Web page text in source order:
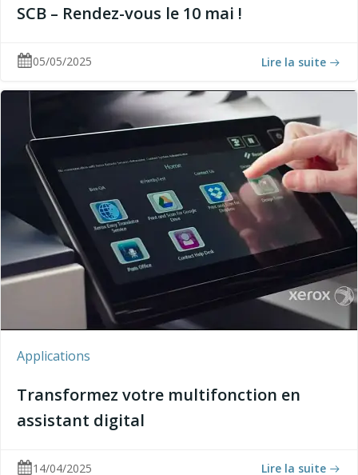
SCB – Rendez-vous le 10 mai !
05/05/2025 Lire la suite
Applications
Transformez votre multifonction en
assistant digital
14/04/2025 Lire la suite